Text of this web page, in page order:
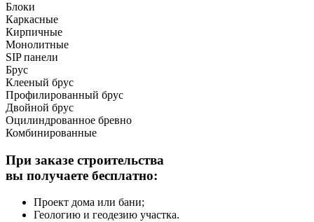
Блоки
Каркасные
Кирпичные
Монолитные
SIP панели
Брус
Клееный брус
Профилированный брус
Двойной брус
Оцилиндрованное бревно
Комбинированные
При заказе строительства
вы получаете бесплатно:
Проект дома или бани;
Геологию и геодезию участка.